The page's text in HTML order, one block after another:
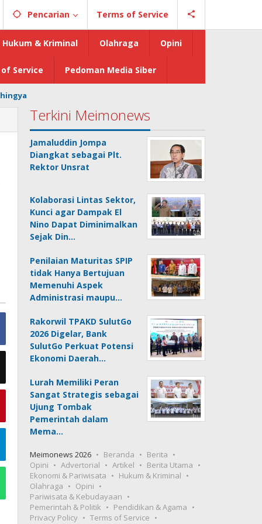
Pencarian Terms of Service
Hukum & Kriminal Olahraga Opini
Service Pedoman Media Siber
Terkini Meimonews
Jamaluddin Jompa
Diangkat sebagai Plt.
Rektor Unsrat
Kolaborasi Lintas Sektor,
Kunci agar Dampak El
Nino Dapat Diminimalkan
Sejak Din…
Penilaian Maturitas SPIP
tidak Hanya Bertujuan
Memenuhi Aspek
Administrasi maupu…
Rakorwil TPAKD SulutGo
2026 Digelar, Bank
SulutGo Perkuat Potensi
Ekonomi Daerah…
Lurah Memiliki Peran
Sangat Strategis sebagai
Ujung Tombak
Pemerintah dalam
Mema…
Meimonews 2026 Beranda
Berita
Opini
Advertorial Artikel
Berita Utama
Ekonomi & Pariwisata
Hukum & Kriminal
Olahraga
Opini
Pariwisata & Kebudayaan
Pemerintah & Politik
Pendidikan & Agama
Privacy Policy
Terms of Service